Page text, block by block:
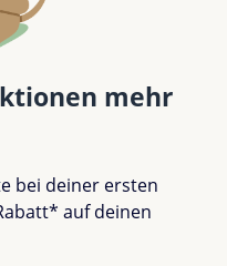
gegenüber der
Verarbeitung
auch nach häufigem
behält und lange Zeit
im Überblick
Teile deine
mehr
bei deiner ersten
auf deinen